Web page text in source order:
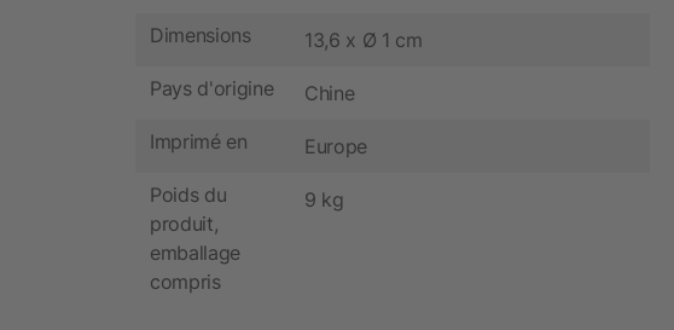
Dimensions 13,6 x Ø 1 cm
Pays d'origine Chine
Imprimé en Europe
Poids du
produit,
emballage
compris
9 kg